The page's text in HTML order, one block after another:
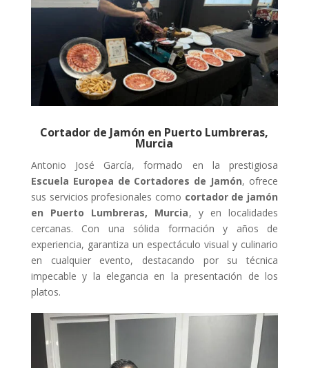
Cortador de Jamón en Puerto Lumbreras,
Murcia
Antonio José García, formado en la prestigiosa
Escuela Europea de Cortadores de Jamón, ofrece
sus servicios profesionales como cortador de jamón
en Puerto Lumbreras, Murcia, y en localidades
cercanas. Con una sólida formación y años de
experiencia, garantiza un espectáculo visual y culinario
en cualquier evento, destacando por su técnica
impecable y la elegancia en la presentación de los
platos.